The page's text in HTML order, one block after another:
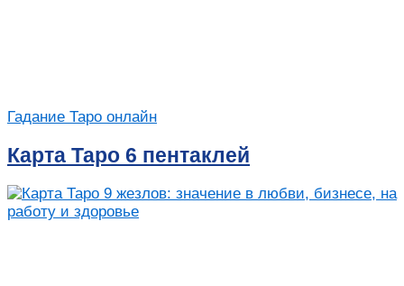
Гадание Таро онлайн
Карта Таро 6 пентаклей